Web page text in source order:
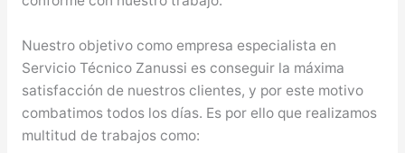
Nuestro objetivo como empresa especialista en
Servicio Técnico Zanussi es conseguir la máxima
satisfacción de nuestros clientes, y por este motivo
combatimos todos los días. Es por ello que realizamos
multitud de trabajos como: